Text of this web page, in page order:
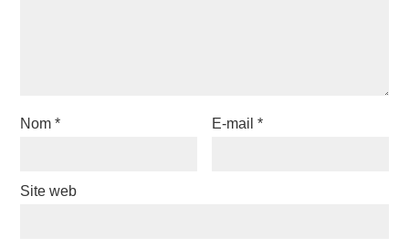
Nom* E-mail*
Site web